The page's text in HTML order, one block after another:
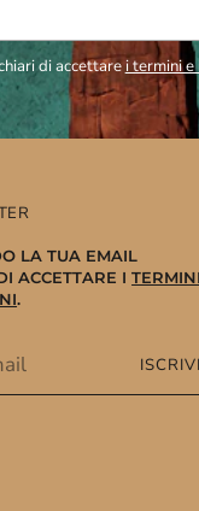
di accettarei termini e
LA TUA EMAIL
ACCETTARE I
.